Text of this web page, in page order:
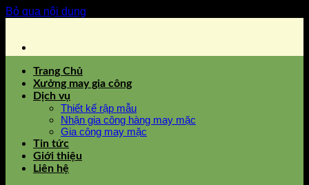
Bỏ qua nội dung
Trang Chủ
Xưởng may gia công
Dịch vụ
Thiết kế rập mẫu
Nhận gia công hàng may mặc
Gia công may mặc
Tin tức
Giới thiệu
Liên hệ